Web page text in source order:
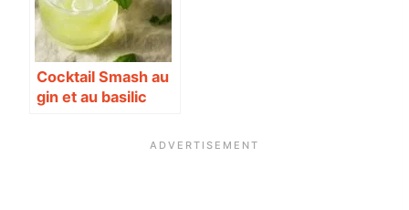
Cocktail Smash au
gin et au basilic